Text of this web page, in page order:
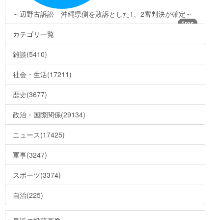
～辺野古訴訟 沖縄県側を敗訴とした1、2審判決が確定～
1res
カテゴリ一覧
雑談(5410)
社会・生活(17211)
歴史(3677)
政治・国際関係(29134)
ニュース(17425)
軍事(3247)
スポーツ(3374)
自治(225)